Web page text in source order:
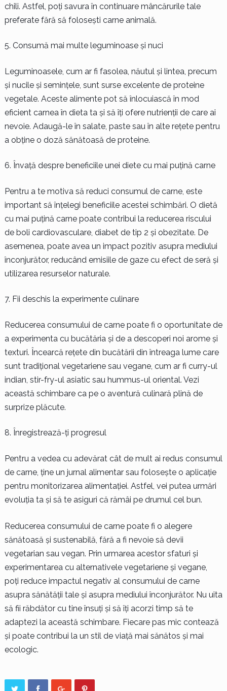
chili. Astfel, poți savura în continuare mâncărurile tale
preferate fără să folosești carne animală.
Consumă mai multe leguminoase și nuci
Leguminoasele, cum ar fi fasolea, năutul și lintea, precum
și nucile și semințele, sunt surse excelente de proteine
vegetale. Aceste alimente pot să înlocuiască în mod
eficient carnea în dieta ta și să îți ofere nutrienții de care ai
nevoie. Adaugă-le în salate, paste sau în alte rețete pentru
a obține o doză sănătoasă de proteine.
Învață despre beneficiile unei diete cu mai puțină carne
Pentru a te motiva să reduci consumul de carne, este
important să înțelegi beneficiile acestei schimbări. O dietă
cu mai puțină carne poate contribui la reducerea riscului
de boli cardiovasculare, diabet de tip 2 și obezitate. De
asemenea, poate avea un impact pozitiv asupra mediului
înconjurător, reducând emisiile de gaze cu efect de seră și
utilizarea resurselor naturale.
Fii deschis la experimente culinare
Reducerea consumului de carne poate fi o oportunitate de
a experimenta cu bucătăria și de a descoperi noi arome și
texturi. Încearcă rețete din bucătării din întreaga lume care
sunt tradițional vegetariene sau vegane, cum ar fi curry-ul
indian, stir-fry-ul asiatic sau hummus-ul oriental. Vezi
această schimbare ca pe o aventură culinară plină de
surprize plăcute.
Înregistrează-ți progresul
Pentru a vedea cu adevărat cât de mult ai redus consumul
de carne, ține un jurnal alimentar sau folosește o aplicație
pentru monitorizarea alimentației. Astfel, vei putea urmări
evoluția ta și să te asiguri că rămâi pe drumul cel bun.
Reducerea consumului de carne poate fi o alegere
sănătoasă și sustenabilă, fără a fi nevoie să devii
vegetarian sau vegan. Prin urmarea acestor sfaturi și
experimentarea cu alternativele vegetariene și vegane,
poți reduce impactul negativ al consumului de carne
asupra sănătății tale și asupra mediului înconjurător. Nu uita
să fii răbdător cu tine însuți și să îți acorzi timp să te
adaptezi la această schimbare. Fiecare pas mic contează
și poate contribui la un stil de viață mai sănătos și mai
ecologic.